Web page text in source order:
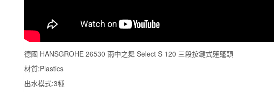
德國 HANSGROHE 26530 雨中之舞 Select S 120 三段按鍵式蓮蓬頭
材質:Plastics
出水模式:3種